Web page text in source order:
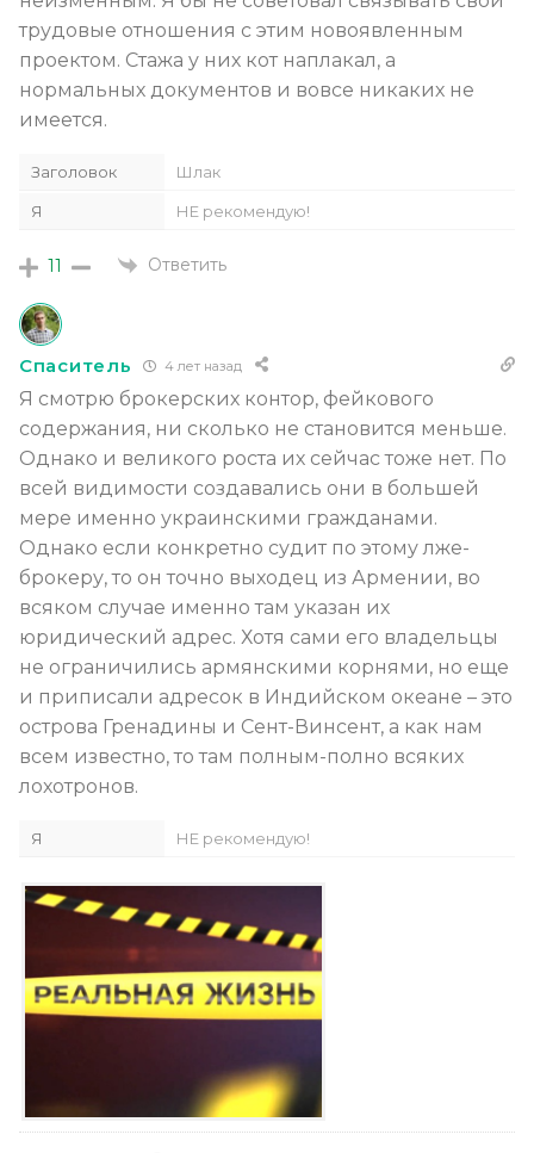
трудовые отношения с этим новоявленным
проектом. Стажа у них кот наплакал, а
нормальных документов и вовсе никаких не
имеется.
Заголовок Шлак
Я НЕ рекомендую!
11 Ответить
Спаситель 4 лет назад
Я смотрю брокерских контор, фейкового
содержания, ни сколько не становится меньше.
Однако и великого роста их сейчас тоже нет. По
всей видимости создавались они в большей
мере именно украинскими гражданами.
Однако если конкретно судит по этому лже-
брокеру, то он точно выходец из Армении, во
всяком случае именно там указан их
юридический адрес. Хотя сами его владельцы
не ограничились армянскими корнями, но еще
и приписали адресок в Индийском океане – это
острова Гренадины и Сент-Винсент, а как нам
всем известно, то там полным-полно всяких
лохотронов.
Я НЕ рекомендую!